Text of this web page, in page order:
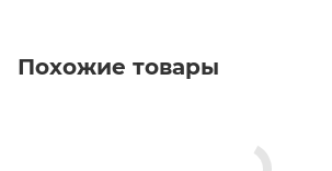
Похожие товары